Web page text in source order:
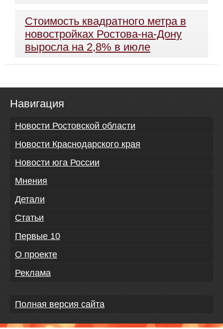
Стоимость квадратного метра в
новостройках Ростова-на-Дону
выросла на 2,8% в июле
Навигация
Новости Ростовской области
Новости Краснодарского края
Новости юга России
Мнения
Детали
Статьи
Первые 10
О проекте
Реклама
Полная версия сайта